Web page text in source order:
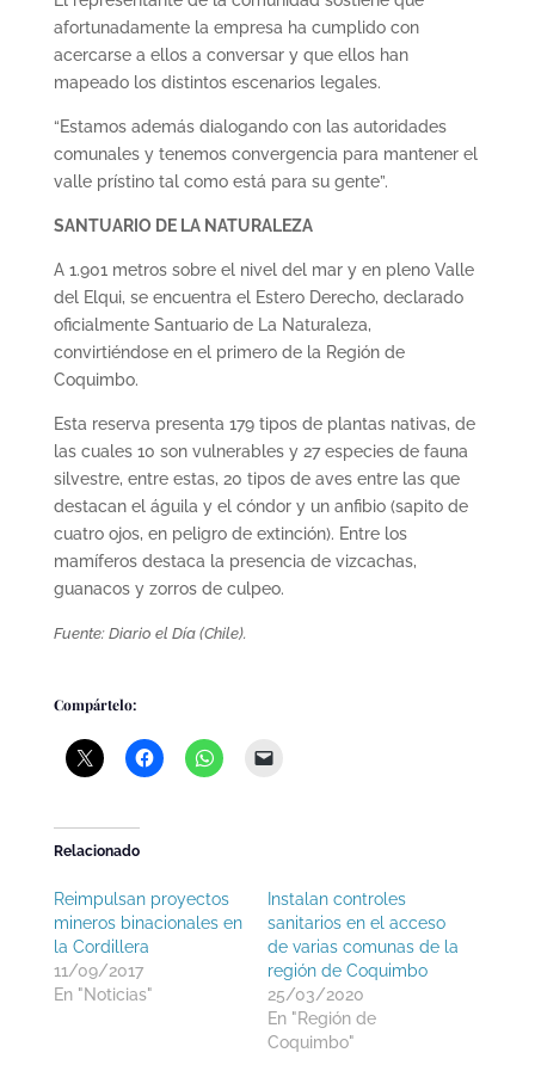
afortunadamente la empresa ha cumplido con
acercarse a ellos a conversar y que ellos han
mapeado los distintos escenarios legales.
“Estamos además dialogando con las autoridades
comunales y tenemos convergencia para mantener el
valle prístino tal como está para su gente”.
SANTUARIO DE LA NATURALEZA
A 1.901 metros sobre el nivel del mar y en pleno Valle
del Elqui, se encuentra el Estero Derecho, declarado
oficialmente Santuario de La Naturaleza,
convirtiéndose en el primero de la Región de
Coquimbo.
Esta reserva presenta 179 tipos de plantas nativas, de
las cuales 10 son vulnerables y 27 especies de fauna
silvestre, entre estas, 20 tipos de aves entre las que
destacan el águila y el cóndor y un anfibio (sapito de
cuatro ojos, en peligro de extinción). Entre los
mamíferos destaca la presencia de vizcachas,
guanacos y zorros de culpeo.
Fuente: Diario el Día (Chile).
Compártelo:
Relacionado
Reimpulsan proyectos
mineros binacionales en
la Cordillera
11/09/2017
En "Noticias"
Instalan controles
sanitarios en el acceso
de varias comunas de la
región de Coquimbo
25/03/2020
En "Región de
Coquimbo"